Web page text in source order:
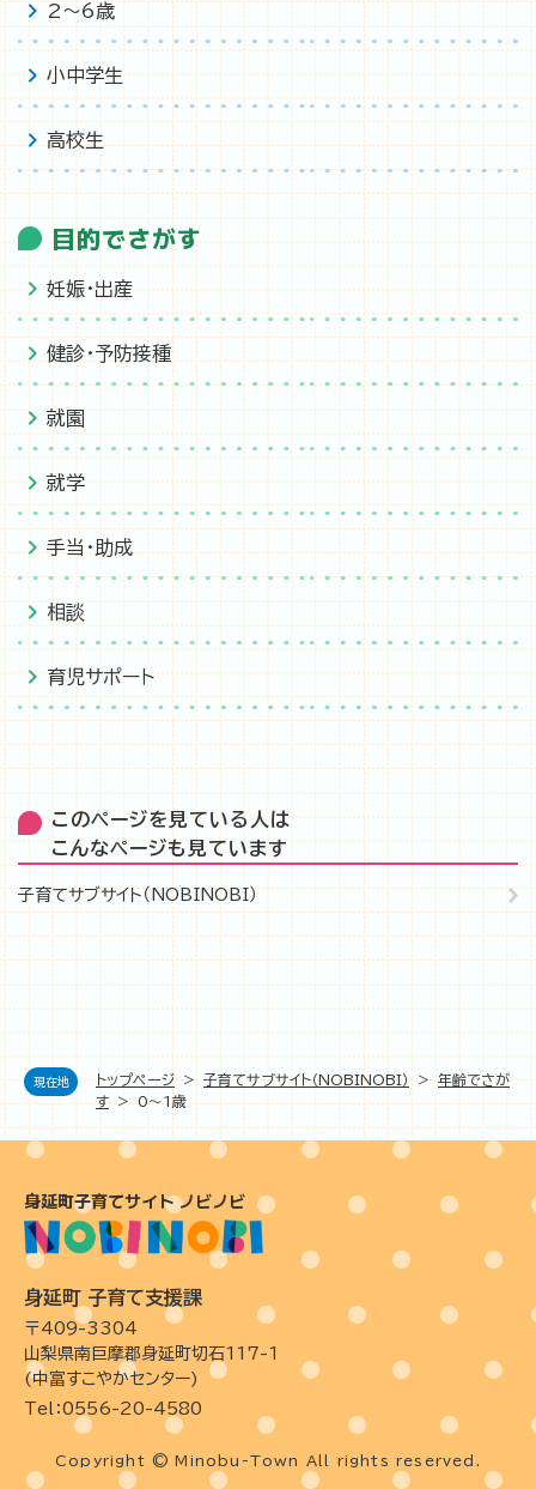
現在地 トップページ > 子育てサブサイト（NOBINOBI） > 年齢でさが
す > 0〜1歳
2〜6歳
小中学生
高校生
目的でさがす
妊娠・出産
健診・予防接種
就園
就学
手当・助成
相談
育児サポート
このページを見ている人は
こんなページも見ています
子育てサブサイト（NOBINOBI）
身延町子育てサイト ノビノビ
身延町 子育て支援課
〒409-3304
山梨県南巨摩郡身延町切石117-1
(中富すこやかセンター)
Tel：0556-20-4580
Copyright © Minobu-Town All rights reserved.